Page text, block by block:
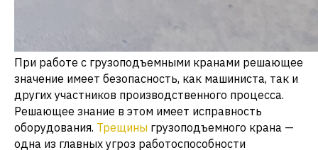
При работе с грузоподъемными кранами решающее
значение имеет безопасность, как машиниста, так и
других участников производственного процесса.
Решающее знание в этом имеет исправность
оборудования. Трещины грузоподъемного крана —
одна из главных угроз работоспособности